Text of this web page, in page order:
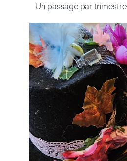
Un passage par trimestre